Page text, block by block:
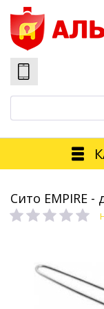
Сито EMPIRE